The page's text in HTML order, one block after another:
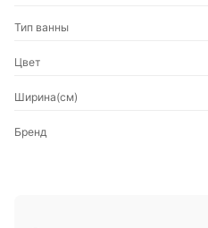
Тип ванны
Цвет
Ширина(см)
Бренд